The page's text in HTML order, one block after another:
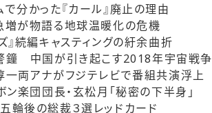
分かった『カール』廃止の理由
が物語る地球温暖化の危機
続編キャスティングの紆余曲折
中国が引き起こす2018年宇宙戦争
アナがフジテレビで番組共演浮上
団団長・玄松月「秘密の下半身」
後の総裁３選レッドカード